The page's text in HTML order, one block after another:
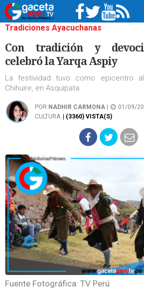
Tradiciones Ayacuchanas
Con tradición y
celebró la Yarqa Aspiy
La festividad tuvo como epicentro
Chihuire, en Asquipata.
POR NADHIR CARMONA
01/09/
CULTURA
| (3360) VISTA(S)
Fuente Fotográfica: TV Perú